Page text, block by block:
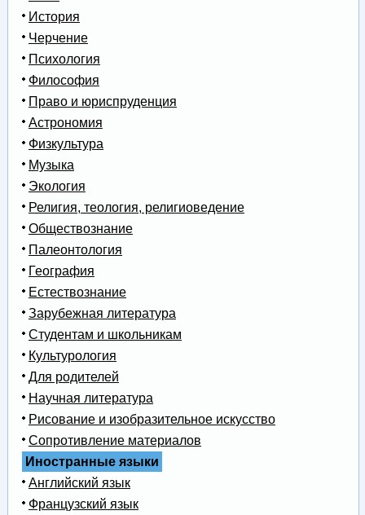
История
Черчение
Психология
Философия
Право и юриспруденция
Астрономия
Физкультура
Музыка
Экология
Религия, теология, религиоведение
Обществознание
Палеонтология
География
Естествознание
Зарубежная литература
Студентам и школьникам
Культурология
Для родителей
Научная литература
Рисование и изобразительное искусство
Сопротивление материалов
Иностранные языки
Английский язык
Французский язык